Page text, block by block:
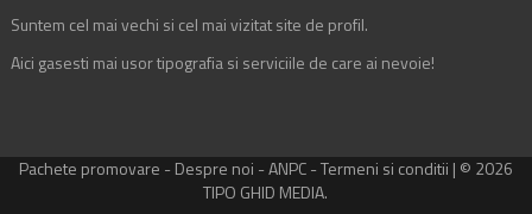
Suntem cel mai vechi si cel mai vizitat site de profil.
Aici gasesti mai usor tipografia si serviciile de care ai nevoie!
Pachete promovare - Despre noi -ANPC-Termeni si conditii | © 2026
TIPO GHID MEDIA.